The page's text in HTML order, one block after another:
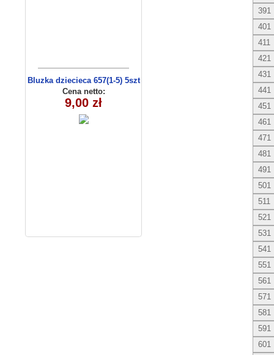
Bluzka dziecieca 657(1-5) 5szt
Cena netto:
9,00 zł
391
401
411
421
431
441
451
461
471
481
491
501
511
521
531
541
551
561
571
581
591
601